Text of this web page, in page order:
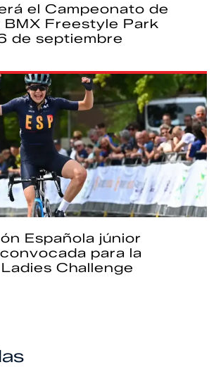
el Campeonato de
BMX Freestyle Park
de septiembre
Española júnior
para la
Challenge